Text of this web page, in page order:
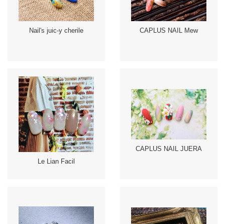
Nail's juic-y cherile CAPLUS NAIL Mew
Le Lian Facil
CAPLUS NAIL JUERA